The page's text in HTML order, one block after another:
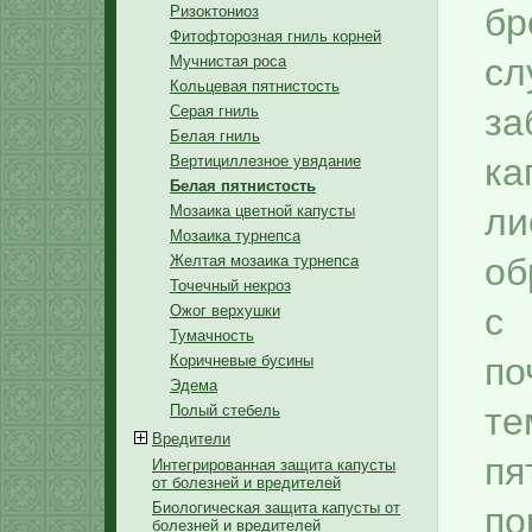
Ризоктониоз
Фитофторозная гниль корней
Мучнистая роса
Кольцевая пятнистость
Серая гниль
Белая гниль
Вертициллезное увядание
Белая пятнистость
Мозаика цветной капусты
Мозаика турнепса
Желтая мозаика турнепса
Точечный некроз
Ожог верхушки
Тумачность
Коричневые бусины
Эдема
Полый стебель
Вредители
Медведки
Проволочники
Ложнопроволочники
Интегрированная защита капусты
от болезней и вредителей
Биологическая защита капусты от
болезней и вредителей
с